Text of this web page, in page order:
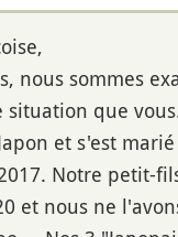
nous sommes
situation que
et s'est
Notre petit-
et nous ne